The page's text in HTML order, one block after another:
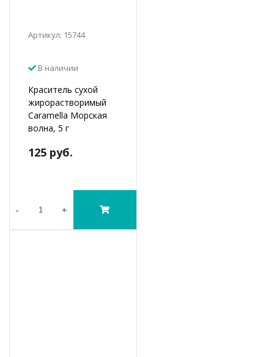
Артикул: 15744
В наличии
Краситель сухой
жирорастворимый
Caramella Морская
волна, 5 г
125 руб.
- +